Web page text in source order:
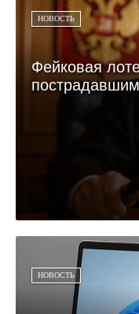
НОВОСТЬ
Фейковая
НОВОСТЬ